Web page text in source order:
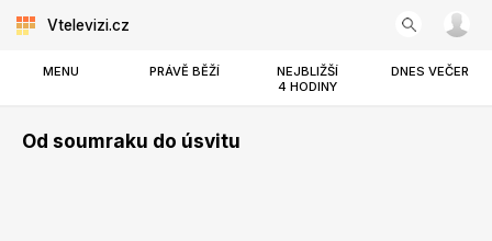
Vtelevizi.cz
MENU PRÁVĚ BĚŽÍ
NEJBLIŽŠÍ
4 HODINY
DNES VEČER
Od soumraku do úsvitu